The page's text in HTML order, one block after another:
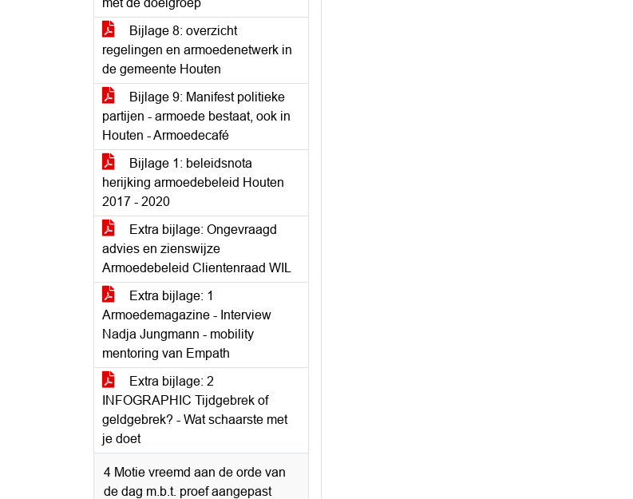
met de doelgroep
Bijlage 8: overzicht
regelingen en armoedenetwerk in
de gemeente Houten
Bijlage 9: Manifest politieke
partijen - armoede bestaat, ook in
Houten - Armoedecafé
Bijlage 1: beleidsnota
herijking armoedebeleid Houten
2017 - 2020
Extra bijlage: Ongevraagd
advies en zienswijze
Armoedebeleid Clientenraad WIL
Extra bijlage: 1
Armoedemagazine - Interview
Nadja Jungmann - mobility
mentoring van Empath
Extra bijlage: 2
INFOGRAPHIC Tijdgebrek of
geldgebrek? - Wat schaarste met
je doet
4 Motie vreemd aan de orde van
de dag m.b.t. proef aangepast